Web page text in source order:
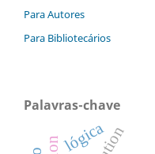
Para Autores
Para Bibliotecários
Palavras-chave
lógica